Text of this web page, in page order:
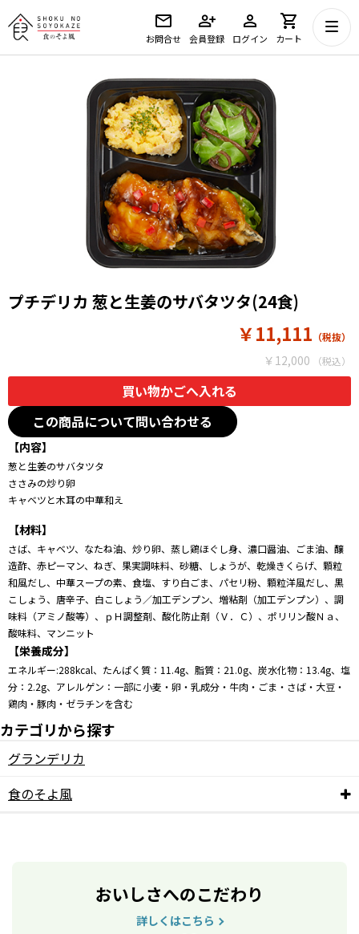
お問合せ 会員登録 ログイン カート
プチデリカ 葱と生姜のサバタツタ(24食)
￥12,000
￥11,111
この商品について問い合わせる
【内容】
葱と生姜のサバタツタ
ささみの炒り卵
キャベツと木耳の中華和え
【材料】
さば、キャベツ、なたね油、炒り卵、蒸し鶏ほぐし身、濃口醤油、ごま油、醸
造酢、赤ピーマン、ねぎ、果実調味料、砂糖、しょうが、乾燥きくらげ、顆粒
和風だし、中華スープの素、食塩、すり白ごま、パセリ粉、顆粒洋風だし、黒
こしょう、唐辛子、白こしょう／加工デンプン、増粘剤（加工デンプン）、調
味料（アミノ酸等）、ｐＨ調整剤、酸化防止剤（Ｖ．Ｃ）、ポリリン酸Ｎａ、
酸味料、マンニット
【栄養成分】
エネルギー:288kcal、たんぱく質：11.4g、脂質：21.0g、炭水化物：13.4g、塩
分：2.2g、アレルゲン：一部に小麦・卵・乳成分・牛肉・ごま・さば・大豆・
鶏肉・豚肉・ゼラチンを含む
カテゴリから探す
グランデリカ
食のそよ風
おいしさへのこだわり
詳しくはこちら